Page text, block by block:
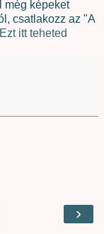
még képeket
csatlakozz az "A
Ezt itt teheted
›